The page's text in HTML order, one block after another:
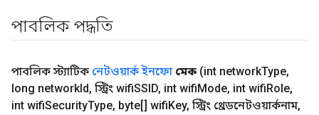
পাবলিক পদ্ধতি
পাবলিক স্ট্যাটিক নেটওয়ার্ক ইনফো মেক (int networkType,
long networkId, স্ট্রিং wifiSSID, int wifiMode, int wifiRole,
int wifiSecurityType, byte[] wifiKey, স্ট্রিং থ্রেডনেটওয়ার্কনাম,